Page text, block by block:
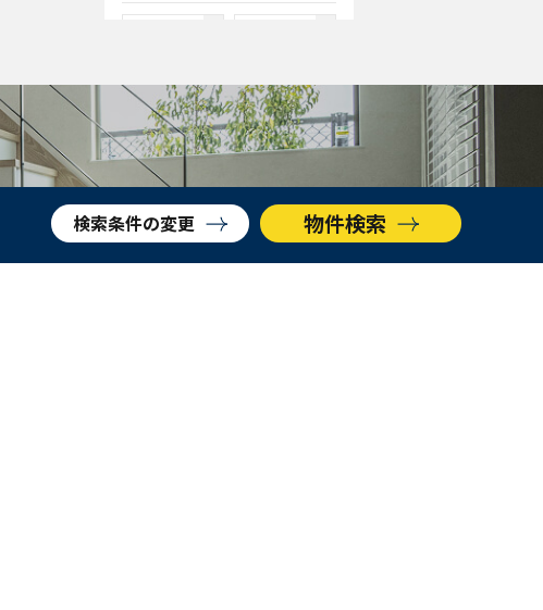
物件検索
検索条件をクリア
検索条件の変更 物件検索